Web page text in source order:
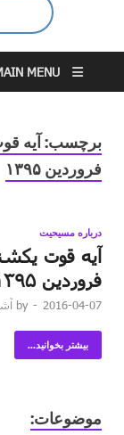
MENU
برچسب:
فروردین ۱۳۹۵
درباره مسیحیت
فروردین ۱۳۹۵
2016-04-07
-
by
بیشتر بخوانید...
موضوعات: